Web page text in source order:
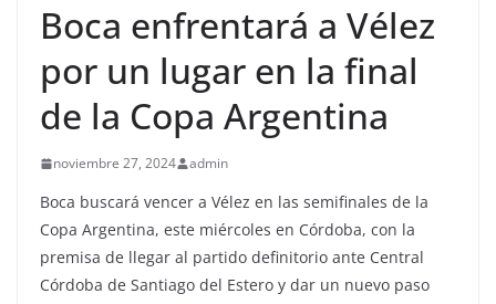
Boca enfrentará a Vélez
por un lugar en la final
de la Copa Argentina
noviembre 27, 2024 admin
Boca buscará vencer a Vélez en las semifinales de la
Copa Argentina, este miércoles en Córdoba, con la
premisa de llegar al partido definitorio ante Central
Córdoba de Santiago del Estero y dar un nuevo paso